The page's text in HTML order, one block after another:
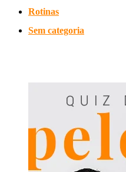
Rotinas
Sem categoria